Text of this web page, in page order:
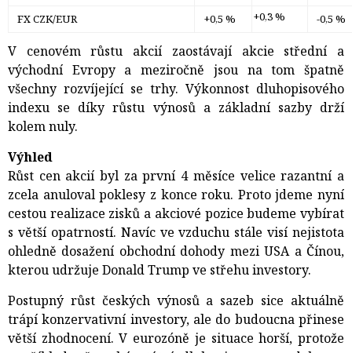
FX CZK/EUR
+0,5 % +0,3 % -0,5 %
V cenovém růstu akcií zaostávají akcie střední a
východní Evropy a meziročně jsou na tom špatně
všechny rozvíjející se trhy. Výkonnost dluhopisového
indexu se díky růstu výnosů a základní sazby drží
kolem nuly.
Výhled
Růst cen akcií byl za první 4 měsíce velice razantní a
zcela anuloval poklesy z konce roku. Proto jdeme nyní
cestou realizace zisků a akciové pozice budeme vybírat
s větší opatrností. Navíc ve vzduchu stále visí nejistota
ohledně dosažení obchodní dohody mezi USA a Čínou,
kterou udržuje Donald Trump ve střehu investory.
Postupný růst českých výnosů a sazeb sice aktuálně
trápí konzervativní investory, ale do budoucna přinese
větší zhodnocení. V eurozóně je situace horší, protože